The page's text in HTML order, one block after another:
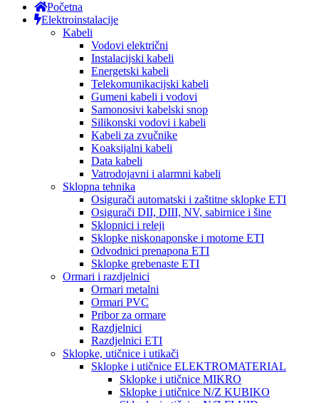
Početna
Elektroinstalacije
Kabeli
Vodovi električni
Instalacijski kabeli
Energetski kabeli
Telekomunikacijski kabeli
Gumeni kabeli i vodovi
Samonosivi kabelski snop
Silikonski vodovi i kabeli
Kabeli za zvučnike
Koaksijalni kabeli
Data kabeli
Vatrodojavni i alarmni kabeli
Sklopna tehnika
Osigurači automatski i zaštitne sklopke ETI
Osigurači DII, DIII, NV, sabirnice i šine
Sklopnici i releji
Sklopke niskonaponske i motorne ETI
Odvodnici prenapona ETI
Sklopke grebenaste ETI
Ormari i razdjelnici
Ormari metalni
Ormari PVC
Pribor za ormare
Razdjelnici
Razdjelnici ETI
Sklopke, utičnice i utikači
Sklopke i utičnice ELEKTROMATERIAL
Sklopke i utičnice MIKRO
Sklopke i utičnice N/Z KUBIKO